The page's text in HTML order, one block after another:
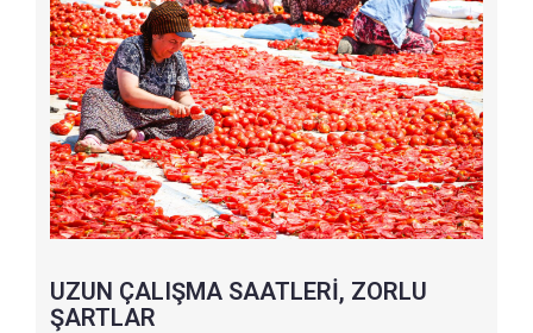
UZUN ÇALIŞMA SAATLERİ, ZORLU
ŞARTLAR